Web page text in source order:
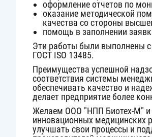
оформление отчетов по
оказание методической
качества со стороны
помощь в заполнении
Эти работы были выполнены
ГОСТ ISO 13485.
Преимущества успешной
соответствия системы
обеспечивать качество и
делает предприятие более
Желаем ООО "НПП Биотех-М" и
инновационных медицинских
улучшать свои процессы и